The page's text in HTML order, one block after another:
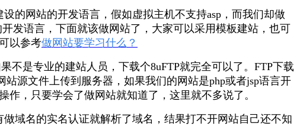
的网站的开发语言，假如虚拟主机不支持asp，而我们却做
发语言，下面就该做网站了，大家可以采用模板建站，也可
以参考做网站要学习什么？
不是专业的建站人员，下载个8uFTP就完全可以了。FTP下载
源文件上传到服务器，如果我们的网站是php或者jsp语言开
，只要学会了做网站就知道了，这里就不多说了。
域名的实名认证就解析了域名，结果打不开网站自己还不知